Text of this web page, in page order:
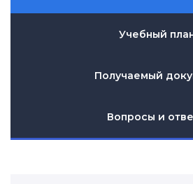
Учебный
Получаемый
Вопросы и